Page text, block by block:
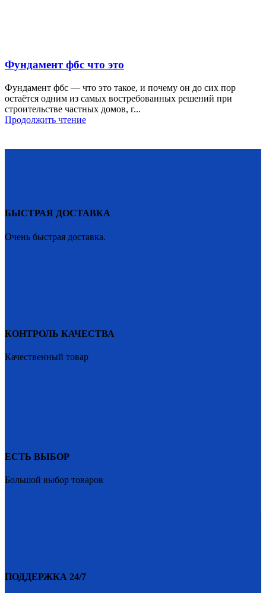
Фундамент фбс что это
Фундамент фбс — что это такое, и почему он до сих пор
остаётся одним из самых востребованных решений при
строительстве частных домов, г...
Продолжить чтение
БЫСТРАЯ ДОСТАВКА
Очень быстрая доставка.
КОНТРОЛЬ КАЧЕСТВА
Качественный товар
ЕСТЬ ВЫБОР
Большой выбор товаров
ПОДДЕРЖКА 24/7